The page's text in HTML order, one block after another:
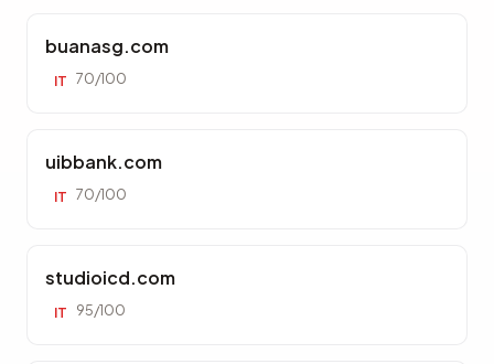
buanasg.com
IT 70/100
uibbank.com
IT 70/100
studioicd.com
IT 95/100